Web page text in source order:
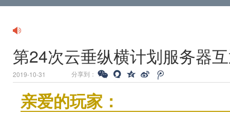
第24次云垂纵横计划服务器
2019-10-31 分享到：
亲爱的玩家：